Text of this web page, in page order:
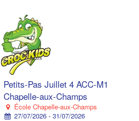
Petits-Pas Juillet 4 ACC-M1
Chapelle-aux-Champs
École Chapelle-aux-Champs
27/07/2026 - 31/07/2026